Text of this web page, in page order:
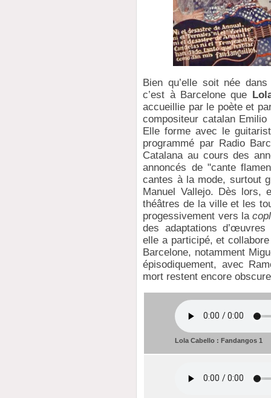
Bien qu’elle soit née
c’est à Barcelone que
accueillie par le poète et
compositeur catalan
Elle forme avec le
programmé par Radio
Catalana au cours des
annoncés de "cante
cantes à la mode, surtout
Manuel Vallejo. Dès lors,
théâtres de la ville et les
progessivement vers la
des adaptations
elle a participé, et
Barcelone, notamment
épisodiquement, avec
mort restent encore
Lola Cabello : Fandangos 1